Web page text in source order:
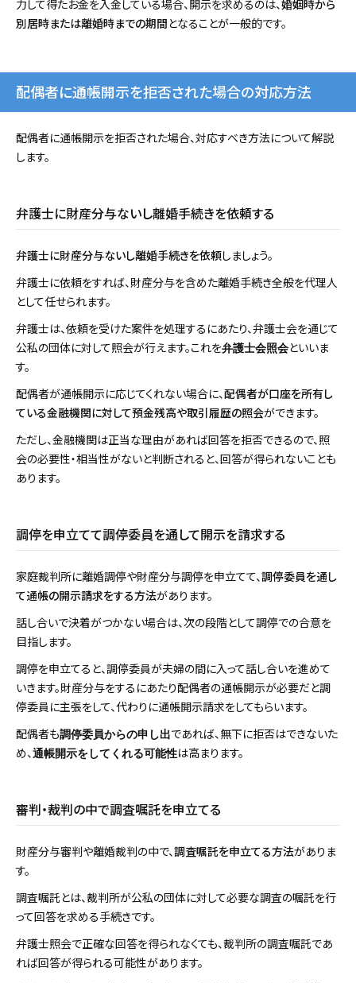
力して得たお金を入金している場合、開示を求めるのは、婚姻時から
別居時または離婚時までの期間となることが一般的です。
配偶者に通帳開示を拒否された場合の対応方法
配偶者に通帳開示を拒否された場合、対応すべき方法について解説
します。
弁護士に財産分与ないし離婚手続きを依頼する
弁護士に財産分与ないし離婚手続きを依頼しましょう。
弁護士に依頼をすれば、財産分与を含めた離婚手続き全般を代理人
として任せられます。
弁護士は、依頼を受けた案件を処理するにあたり、弁護士会を通じて
公私の団体に対して照会が行えます。これを弁護士会照会といいま
す。
配偶者が通帳開示に応じてくれない場合に、配偶者が口座を所有し
ている金融機関に対して預金残高や取引履歴の照会ができます。
ただし、金融機関は正当な理由があれば回答を拒否できるので、照
会の必要性・相当性がないと判断されると、回答が得られないことも
あります。
調停を申立てて調停委員を通して開示を請求する
家庭裁判所に離婚調停や財産分与調停を申立てて、調停委員を通し
て通帳の開示請求をする方法があります。
話し合いで決着がつかない場合は、次の段階として調停での合意を
目指します。
調停を申立てると、調停委員が夫婦の間に入って話し合いを進めて
いきます。財産分与をするにあたり配偶者の通帳開示が必要だと調
停委員に主張をして、代わりに通帳開示請求をしてもらいます。
配偶者も調停委員からの申し出であれば、無下に拒否はできないた
め、通帳開示をしてくれる可能性は高まります。
審判・裁判の中で調査嘱託を申立てる
財産分与審判や離婚裁判の中で、調査嘱託を申立てる方法がありま
す。
調査嘱託とは、裁判所が公私の団体に対して必要な調査の嘱託を行
って回答を求める手続きです。
弁護士照会で正確な回答を得られなくても、裁判所の調査嘱託であ
れば回答が得られる可能性があります。